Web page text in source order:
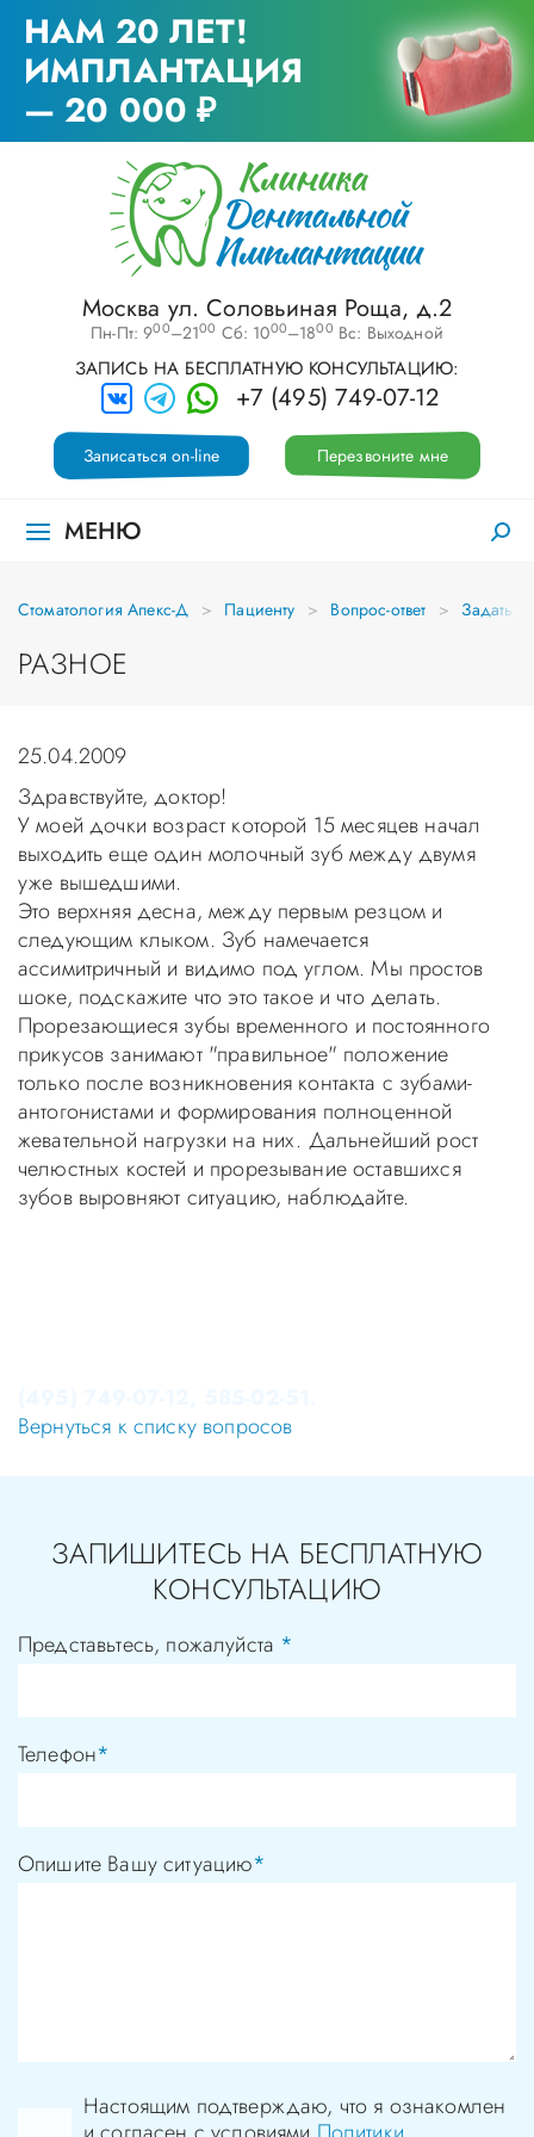
НАМ 20 ЛЕТ!
ИМПЛАНТАЦИЯ
— 20 000 ₽
Москва ул. Соловьиная Роща, д.2
Пн-Пт: 900–2100 Сб: 1000–1800 Вс: Выходной
ЗАПИСЬ НА БЕСПЛАТНУЮ КОНСУЛЬТАЦИЮ:
+7 (495) 749-07-12
Перезвоните мне
Записаться on-line
МЕНЮ
Стоматология Апекс-Д Пациенту Вопрос-ответ Задать
РАЗНОЕ
25.04.2009
Здравствуйте, доктор!
У моей дочки возраст которой 15 месяцев начал
выходить еще один молочный зуб между двумя
уже вышедшими.
Это верхняя десна, между первым резцом и
следующим клыком. Зуб намечается
ассимитричный и видимо под углом. Мы простов
шоке, подскажите что это такое и что делать.
Прорезающиеся зубы временного и постоянного
прикусов занимают "правильное" положение
только после возникновения контакта с зубами-
антогонистами и формирования полноценной
жевательной нагрузки на них. Дальнейший рост
челюстных костей и прорезывание оставшихся
зубов выровняют ситуацию, наблюдайте.
Вернуться к списку вопросов
ЗАПИШИТЕСЬ НА БЕСПЛАТНУЮ
КОНСУЛЬТАЦИЮ
Представьтесь, пожалуйста *
Телефон*
Опишите Вашу ситуацию*
Настоящим подтверждаю, что я ознакомлен